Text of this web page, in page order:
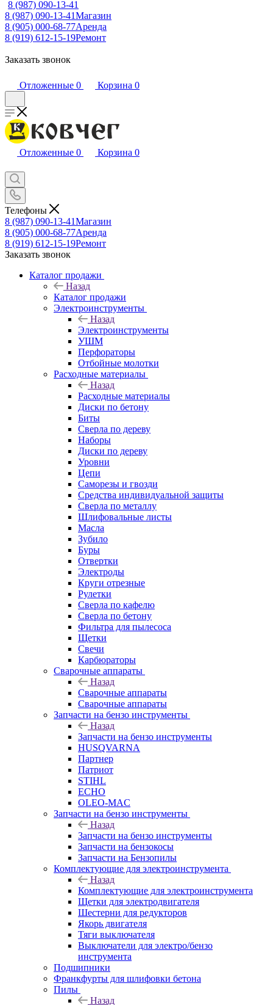
8 (987) 090-13-41
8 (987) 090-13-41Магазин
8 (905) 000-68-77Аренда
8 (919) 612-15-19Ремонт
Заказать звонок
Отложенные 0 Корзина 0
Отложенные 0 Корзина 0
Телефоны
8 (987) 090-13-41Магазин
8 (905) 000-68-77Аренда
8 (919) 612-15-19Ремонт
Заказать звонок
Каталог продажи
Назад
Каталог продажи
Электроинструменты
Назад
Электроинструменты
УШМ
Перфораторы
Отбойные молотки
Расходные материалы
Назад
Расходные материалы
Диски по бетону
Биты
Сверла по дереву
Наборы
Диски по дереву
Уровни
Цепи
Саморезы и гвозди
Средства индивидуальной защиты
Сверла по металлу
Шлифовальные листы
Масла
Зубило
Буры
Отвертки
Электроды
Круги отрезные
Рулетки
Сверла по кафелю
Сверла по бетону
Фильтра для пылесоса
Щетки
Свечи
Карбюраторы
Сварочные аппараты
Назад
Сварочные аппараты
Сварочные аппараты
Запчасти на бензо инструменты
Назад
Запчасти на бензо инструменты
HUSQVARNA
Партнер
Патриот
STIHL
ECHO
OLEO-MAC
Запчасти на бензо инструменты
Назад
Запчасти на бензо инструменты
Запчасти на бензокосы
Запчасти на Бензопилы
Комплектующие для электроинструмента
Назад
Комплектующие для электроинструмента
Щетки для электродвигателя
Шестерни для редукторов
Якорь двигателя
Тяги выключателя
Выключатели для электро/бензо
инструмента
Подшипники
Франкфурты для шлифовки бетона
Пилы
Назад